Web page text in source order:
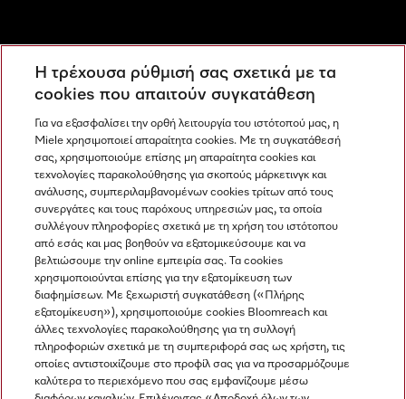
Ανακαλύψτε τα Miele Experience Center
Newsletter
Miele στο Instagram
Miele στο Facebook
Miele στο Youtube
Η τρέχουσα ρύθμισή σας σχετικά με τα
cookies που απαιτούν συγκατάθεση
Για να εξασφαλίσει την ορθή λειτουργία του ιστότοπού μας, η
Miele χρησιμοποιεί απαραίτητα cookies. Με τη συγκατάθεσή
σας, χρησιμοποιούμε επίσης μη απαραίτητα cookies και
τεχνολογίες παρακολούθησης για σκοπούς μάρκετινγκ και
ανάλυσης, συμπεριλαμβανομένων cookies τρίτων από τους
συνεργάτες και τους παρόχους υπηρεσιών μας, τα οποία
συλλέγουν πληροφορίες σχετικά με τη χρήση του ιστότοπου
από εσάς και μας βοηθούν να εξατομικεύσουμε και να
βελτιώσουμε την online εμπειρία σας. Τα cookies
χρησιμοποιούνται επίσης για την εξατομίκευση των
διαφημίσεων. Με ξεχωριστή συγκατάθεση («Πλήρης
εξατομίκευση»), χρησιμοποιούμε cookies Bloomreach και
άλλες τεχνολογίες παρακολούθησης για τη συλλογή
πληροφοριών σχετικά με τη συμπεριφορά σας ως χρήστη, τις
οποίες αντιστοιχίζουμε στο προφίλ σας για να προσαρμόζουμε
καλύτερα το περιεχόμενο που σας εμφανίζουμε μέσω